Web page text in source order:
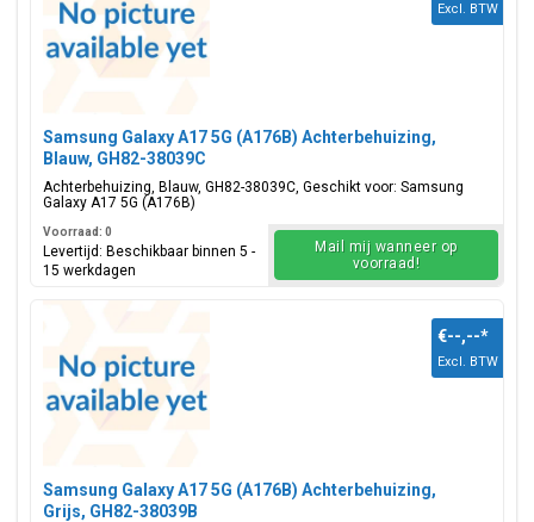
Samsung Galaxy A17 5G (A176B) Achterbehuizing,
Blauw, GH82-38039C
Achterbehuizing, Blauw, GH82-38039C, Geschikt voor: Samsung
Galaxy A17 5G (A176B)
Excl. BTW
Voorraad: 0
Levertijd: Beschikbaar binnen 5 -
15 werkdagen
Mail mij wanneer op
voorraad!
Samsung Galaxy A17 5G (A176B) Achterbehuizing,
Grijs, GH82-38039B
€--,--*
Excl. BTW